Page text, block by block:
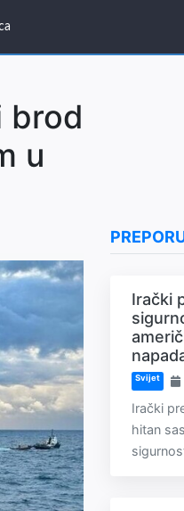
brod
u
Irački
Svijet
Irački
hitan